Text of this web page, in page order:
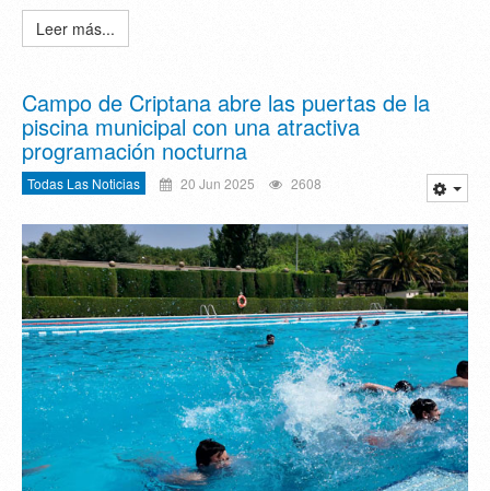
Leer más...
Campo de Criptana abre las puertas de la
piscina municipal con una atractiva
programación nocturna
Todas Las Noticias 20 Jun 2025 2608